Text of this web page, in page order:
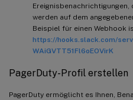
Ereignisbenachrichtigungen,
werden auf dem
Beispiel für einen Webhook
https://hooks.slack.com/
WAiGVTT51Fl6oEOVirK
PagerDuty-Profil erstellen
PagerDuty ermöglicht es Ihnen,